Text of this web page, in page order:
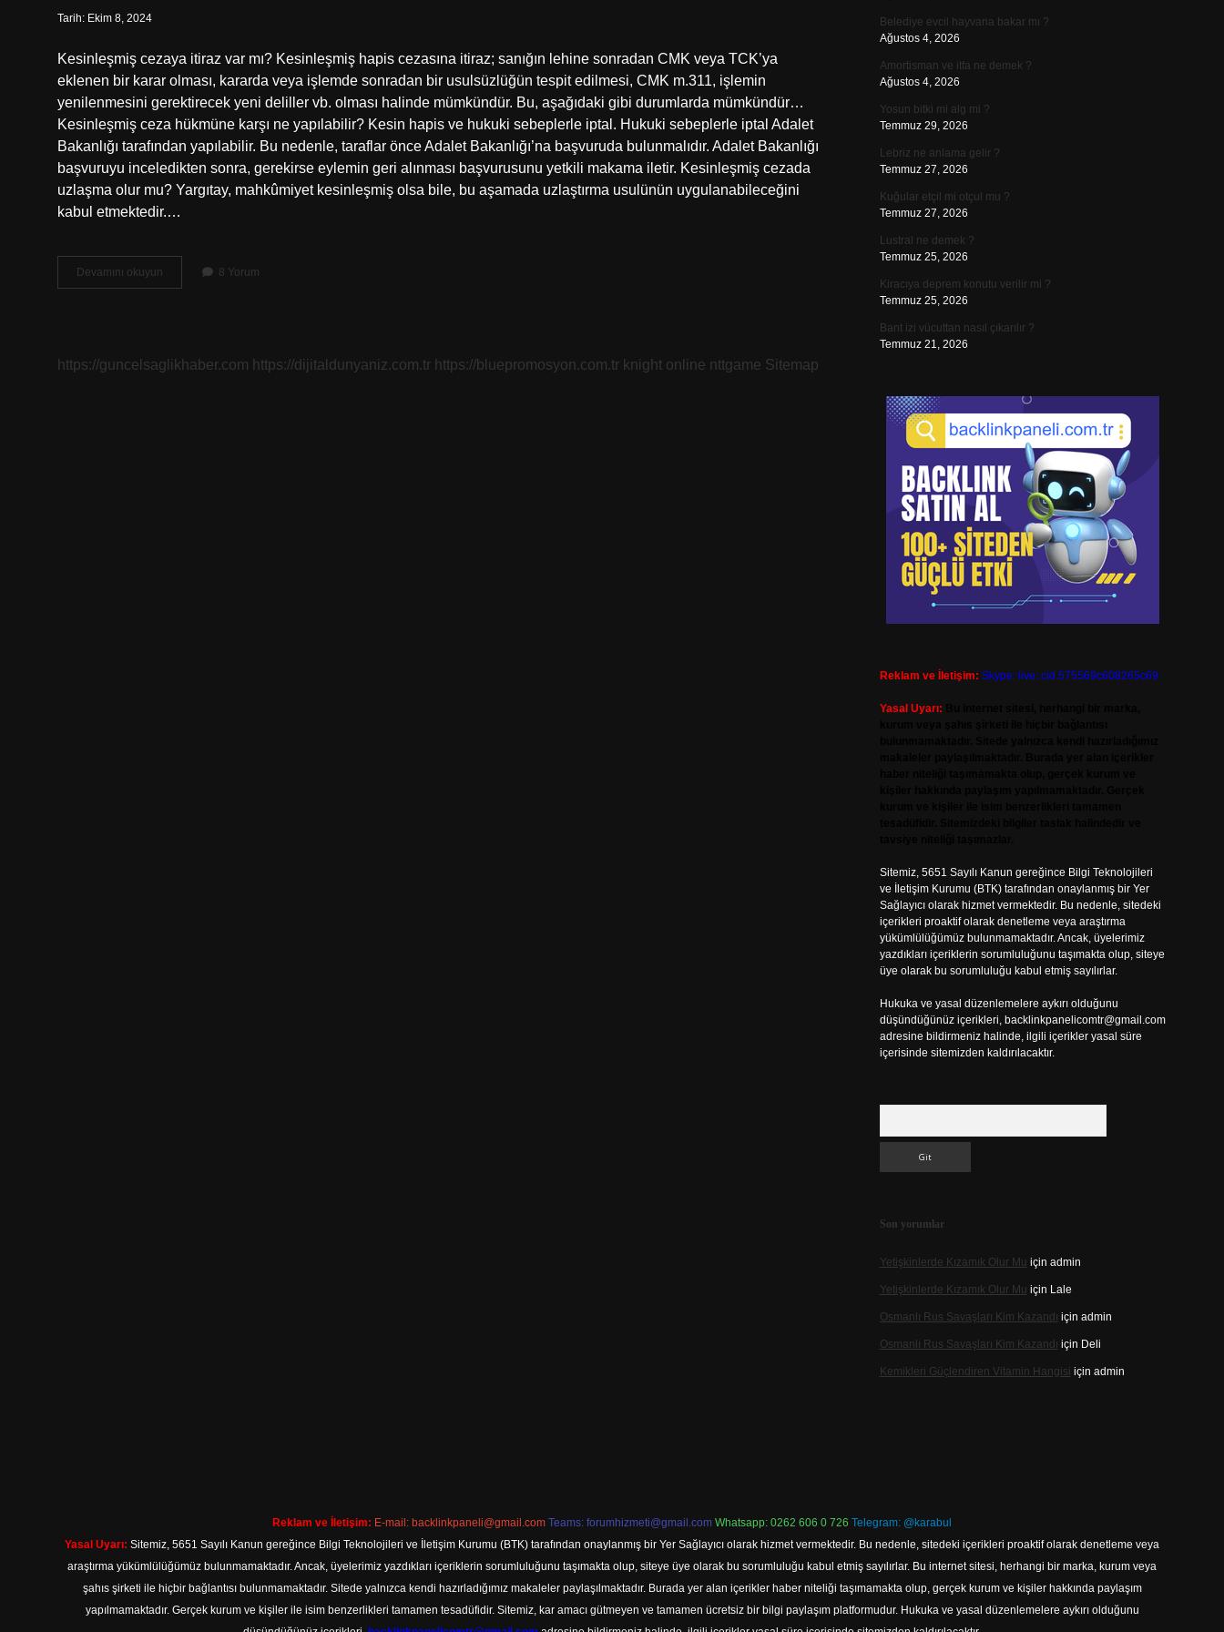
Tarih: Ekim 8, 2024
Kesinleşmiş cezaya itiraz var mı? Kesinleşmiş hapis cezasına itiraz; sanığın lehine sonradan CMK veya TCK’ya
eklenen bir karar olması, kararda veya işlemde sonradan bir usulsüzlüğün tespit edilmesi, CMK m.311, işlemin
yenilenmesini gerektirecek yeni deliller vb. olması halinde mümkündür. Bu, aşağıdaki gibi durumlarda mümkündür…
Kesinleşmiş ceza hükmüne karşı ne yapılabilir? Kesin hapis ve hukuki sebeplerle iptal. Hukuki sebeplerle iptal Adalet
Bakanlığı tarafından yapılabilir. Bu nedenle, taraflar önce Adalet Bakanlığı’na başvuruda bulunmalıdır. Adalet Bakanlığı
başvuruyu inceledikten sonra, gerekirse eylemin geri alınması başvurusunu yetkili makama iletir. Kesinleşmiş cezada
uzlaşma olur mu? Yargıtay, mahkûmiyet kesinleşmiş olsa bile, bu aşamada uzlaştırma usulünün uygulanabileceğini
kabul etmektedir.…
Devamını okuyun Kesinleşmiş
Ceza
8 Yorum
https://guncelsaglikhaber.com https://dijitaldunyaniz.com.tr https://bluepromosyon.com.tr knight online nttgame Sitemap
Belediye evcil hayvana bakar mı ?
Ağustos 4, 2026
Amortisman ve itfa ne demek ?
Ağustos 4, 2026
Yosun bitki mi alg mi ?
Temmuz 29, 2026
Lebriz ne anlama gelir ?
Temmuz 27, 2026
Kuğular etçil mi otçul mu ?
Temmuz 27, 2026
Lustral ne demek ?
Temmuz 25, 2026
Kiracıya deprem konutu verilir mi ?
Temmuz 25, 2026
Bant izi vücuttan nasıl çıkarılır ?
Temmuz 21, 2026
Reklam ve İletişim: Skype: live:.cid.575569c608265c69
Yasal Uyarı:
Sitemiz, 5651 Sayılı Kanun gereğince Bilgi Teknolojileri
ve İletişim Kurumu (BTK) tarafından onaylanmış bir Yer
Sağlayıcı olarak hizmet vermektedir. Bu nedenle, sitedeki
içerikleri proaktif olarak denetleme veya araştırma
yükümlülüğümüz bulunmamaktadır. Ancak, üyelerimiz
yazdıkları içeriklerin sorumluluğunu taşımakta olup, siteye
üye olarak bu sorumluluğu kabul etmiş sayılırlar.
Hukuka ve yasal düzenlemelere aykırı olduğunu
düşündüğünüz içerikleri, backlinkpanelicomtr@gmail.com
adresine bildirmeniz halinde, ilgili içerikler yasal süre
içerisinde sitemizden kaldırılacaktır.
Son yorumlar
Yetişkinlerde Kızamık Olur Mu için admin
Yetişkinlerde Kızamık Olur Mu için Lale
Osmanlı Rus Savaşları Kim Kazandı için admin
Osmanlı Rus Savaşları Kim Kazandı için Deli
Kemikleri Güçlendiren Vitamin Hangisi için admin
Reklam ve İletişim: E-mail: backlinkpaneli@gmail.com Teams: forumhizmeti@gmail.com Whatsapp: 0262 606 0 726 Telegram: @karabul
Yasal Uyarı: Sitemiz, 5651 Sayılı Kanun gereğince Bilgi Teknolojileri ve İletişim Kurumu (BTK) tarafından onaylanmış bir Yer Sağlayıcı olarak hizmet vermektedir. Bu nedenle, sitedeki içerikleri proaktif olarak denetleme veya
araştırma yükümlülüğümüz bulunmamaktadır. Ancak, üyelerimiz yazdıkları içeriklerin sorumluluğunu taşımakta olup, siteye üye olarak bu sorumluluğu kabul etmiş sayılırlar. Bu internet sitesi, herhangi bir marka, kurum veya
şahıs şirketi ile hiçbir bağlantısı bulunmamaktadır. Sitede yalnızca kendi hazırladığımız makaleler paylaşılmaktadır. Burada yer alan içerikler haber niteliği taşımamakta olup, gerçek kurum ve kişiler hakkında paylaşım
yapılmamaktadır. Gerçek kurum ve kişiler ile isim benzerlikleri tamamen tesadüfidir. Sitemiz, kar amacı gütmeyen ve tamamen ücretsiz bir bilgi paylaşım platformudur. Hukuka ve yasal düzenlemelere aykırı olduğunu